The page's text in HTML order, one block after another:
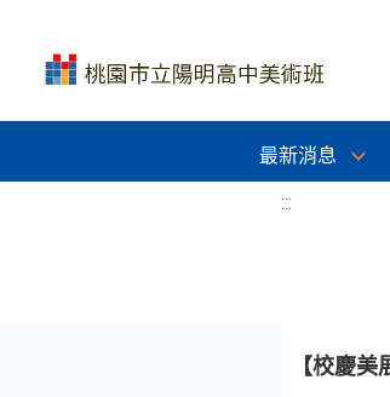
最新消息
:::
【校慶